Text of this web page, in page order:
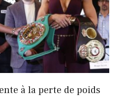
à la perte de poids